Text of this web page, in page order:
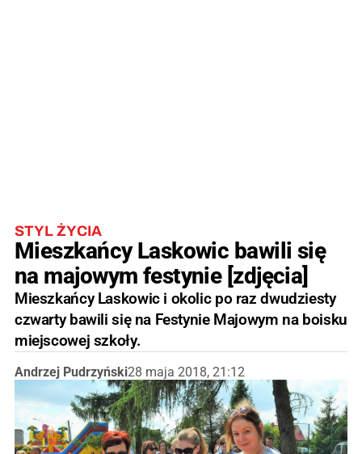
STYL ŻYCIA
Mieszkańcy Laskowic bawili się
na majowym festynie [zdjęcia]
Mieszkańcy Laskowic i okolic po raz dwudziesty
czwarty bawili się na Festynie Majowym na boisku
miejscowej szkoły.
Andrzej Pudrzyński28 maja 2018, 21:12